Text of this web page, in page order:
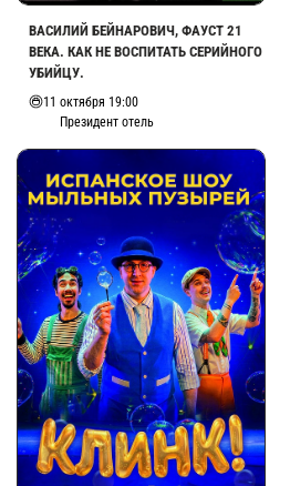
ВАСИЛИЙ БЕЙНАРОВИЧ, ФАУСТ 21
ВЕКА. КАК НЕ ВОСПИТАТЬ СЕРИЙНОГО
УБИЙЦУ.
11 октября 19:00
Президент отель